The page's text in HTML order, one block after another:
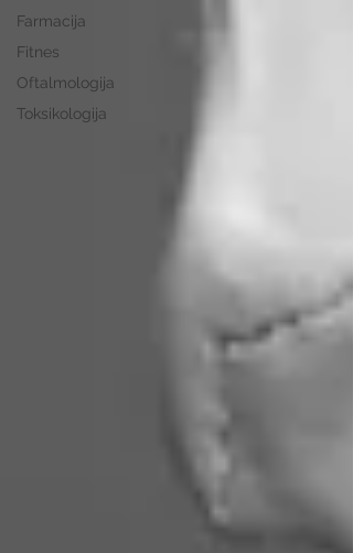
Farmacija
Fitnes
Oftalmologija
Toksikologija